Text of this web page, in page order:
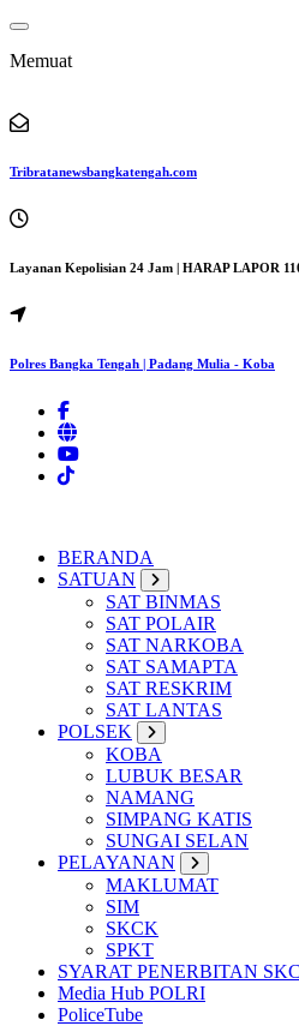
Lewati
konten
Memuat
Tribratanewsbangkatengah.com
Layanan Kepolisian 24 Jam | HARAP LAPOR
Polres Bangka Tengah | Padang Mulia - Koba
BERANDA
SATUAN
SAT BINMAS
SAT POLAIR
SAT NARKOBA
SAT SAMAPTA
SAT RESKRIM
SAT LANTAS
POLSEK
KOBA
LUBUK BESAR
NAMANG
SIMPANG KATIS
SUNGAI SELAN
PELAYANAN
MAKLUMAT
SIM
SKCK
SPKT
SYARAT PENERBITAN
Media Hub POLRI
PoliceTube